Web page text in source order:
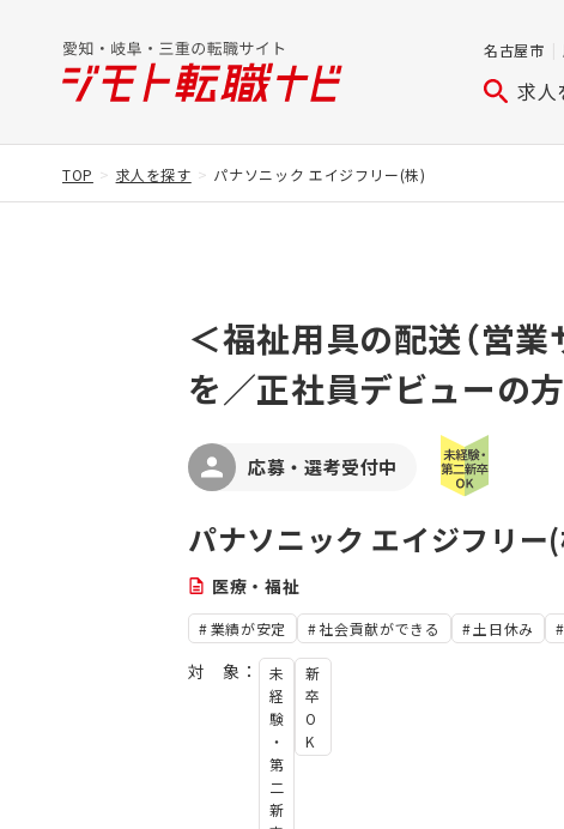
名古屋市
求人
TOP 求人を探す パナソニック エイジフリー(株)
＜福祉用具の配送（営
を／正社員デビューの
応募・選考受付中
パナソニック エイジフリー
医療・福祉
業績が安定 社会貢献ができる 土日休み
対 象：
未
経
験
・
第
二
新
新
卒
O
K